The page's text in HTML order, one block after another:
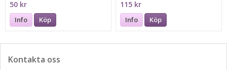
50 kr
Info Köp
BERNINA RECORD
115 kr
Info Köp
Kontakta oss